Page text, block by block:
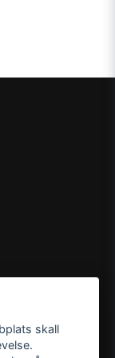
skall